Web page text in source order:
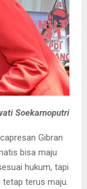
Soekarnoputri
Gibran
bisa maju
hukum, tapi
tetap terus maju.